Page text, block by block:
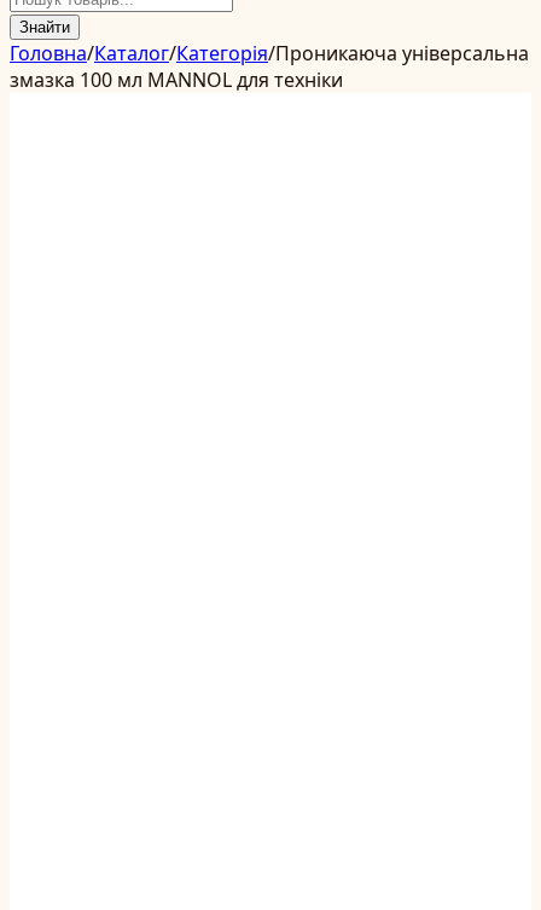
Знайти
Головна/Каталог/Категорія/Проникаюча універсальна
змазка 100 мл MANNOL для техніки